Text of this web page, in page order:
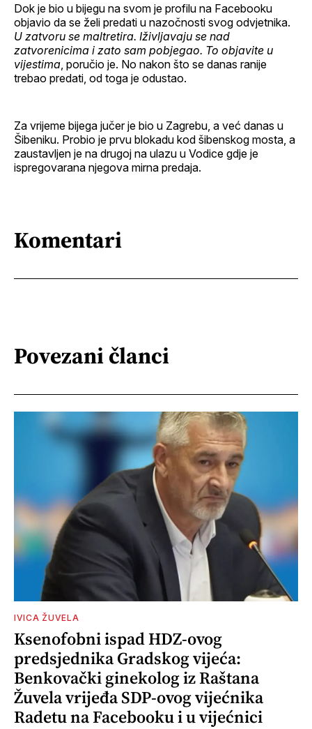
Dok je bio u bijegu na svom je profilu na Facebooku
objavio da se želi predati u nazočnosti svog odvjetnika.
U zatvoru se maltretira. Iživljavaju se nad
zatvorenicima i zato sam pobjegao. To objavite u
vijestima , poručio je. No nakon što se danas ranije
trebao predati, od toga je odustao.
Za vrijeme bijega jučer je bio u Zagrebu, a već danas u
Šibeniku. Probio je prvu blokadu kod šibenskog mosta, a
zaustavljen je na drugoj na ulazu u Vodice gdje je
ispregovarana njegova mirna predaja.
Komentari
Povezani članci
IVICA ŽUVELA
Ksenofobni ispad HDZ-ovog
predsjednika Gradskog vijeća:
Benkovački ginekolog iz Raštana
Žuvela vrijeđa SDP-ovog vijećnika
Radetu na Facebooku i u vijećnici